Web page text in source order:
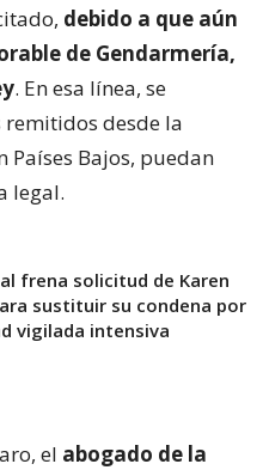
debido a que aún
de Gendarmería,
. En esa línea, se
remitidos desde la
Países Bajos, puedan
legal.
frena solicitud de Karen
sustituir su condena por
vigilada intensiva
el abogado de la